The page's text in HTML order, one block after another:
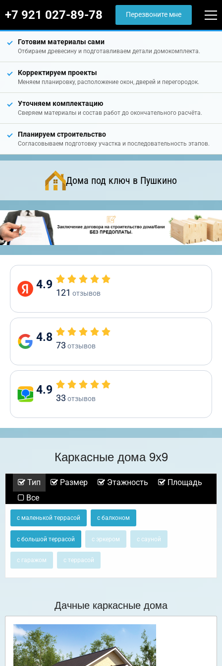
+7 921 027-89-78 Перезвоните мне
Готовим материалы сами
Отбираем древесину и подготавливаем детали домокомплекта.
Корректируем проекты
Меняем планировку, расположение окон, дверей и перегородок.
Уточняем комплектацию
Сверяем материалы и состав работ до окончательного расчёта.
Планируем строительство
Согласовываем подготовку участка и последовательность этапов.
Дома под ключ в Пушкино
4.9
121 отзывов
4.8
73 отзывов
4.9
33 отзывов
Каркасные дома 9х9
Тип Размер Этажность
Площадь
Все
с маленькой террасой с балконом
с большой террасой с эркером с сауной
с гаражом с террасой
Дачные каркасные дома